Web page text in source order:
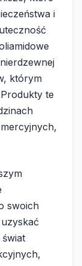
i
którym
te
swoich